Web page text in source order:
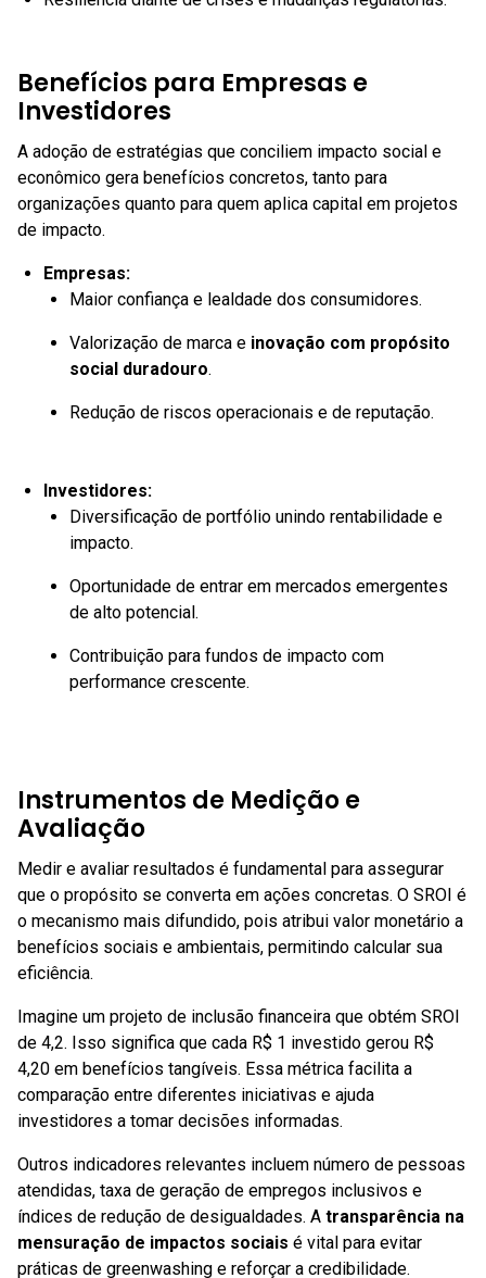
Benefícios para Empresas e
Investidores
A adoção de estratégias que conciliem impacto social e
econômico gera benefícios concretos, tanto para
organizações quanto para quem aplica capital em projetos
de impacto.
Empresas:
Maior confiança e lealdade dos consumidores.
Valorização de marca e inovação com propósito
social duradouro.
Redução de riscos operacionais e de reputação.
Investidores:
Diversificação de portfólio unindo rentabilidade e
impacto.
Oportunidade de entrar em mercados emergentes
de alto potencial.
Contribuição para fundos de impacto com
performance crescente.
Instrumentos de Medição e
Avaliação
Medir e avaliar resultados é fundamental para assegurar
que o propósito se converta em ações concretas. O SROI é
o mecanismo mais difundido, pois atribui valor monetário a
benefícios sociais e ambientais, permitindo calcular sua
eficiência.
Imagine um projeto de inclusão financeira que obtém SROI
de 4,2. Isso significa que cada R$ 1 investido gerou R$
4,20 em benefícios tangíveis. Essa métrica facilita a
comparação entre diferentes iniciativas e ajuda
investidores a tomar decisões informadas.
Outros indicadores relevantes incluem número de pessoas
atendidas, taxa de geração de empregos inclusivos e
índices de redução de desigualdades. A transparência na
mensuração de impactos sociais é vital para evitar
práticas de greenwashing e reforçar a credibilidade.